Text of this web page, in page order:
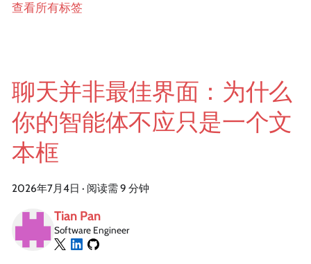
查看所有标签
聊天并非最佳界面：为什么
你的智能体不应只是一个文
本框
2026年7月4日 · 阅读需 9 分钟
Tian Pan
Software Engineer